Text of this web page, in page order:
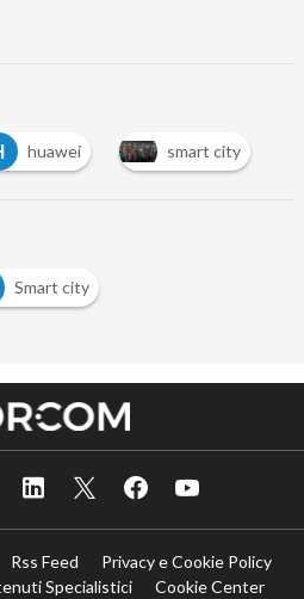
huawei smart city
Smart city
Rss Feed
Privacy e Cookie Policy
Specialistici
Cookie Center